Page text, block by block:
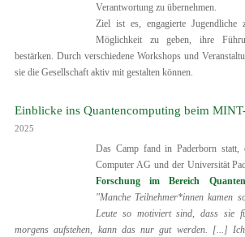
Verantwortung zu übernehmen.
Ziel ist es, engagierte
Möglichkeit zu geben, ihre
bestärken. Durch verschiedene Workshops und
sie die Gesellschaft aktiv mit gestalten können.
Einblicke ins Quantencomputing beim
2025
Das Camp fand in Paderborn
Computer AG und der Universität
Forschung im Bereich
"Manche Teilnehmer*innen kamen
Leute so motiviert sind, dass
morgens aufstehen, kann das nur gut werden. [...]